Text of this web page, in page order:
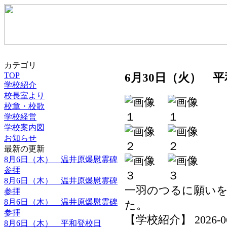
カテゴリ
TOP
学校紹介
校長室より
校章・校歌
学校経営
学校案内図
お知らせ
最新の更新
8月6日（木） 温井原爆慰霊碑
参拝
8月6日（木） 温井原爆慰霊碑
参拝
8月6日（木） 温井原爆慰霊碑
参拝
8月6日（木） 平和登校日
6月30日（火） 平
一羽のつるに願い
た。
【学校紹介】 2026-